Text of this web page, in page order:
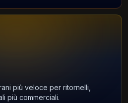
più veloce per ritornelli,
più commerciali.